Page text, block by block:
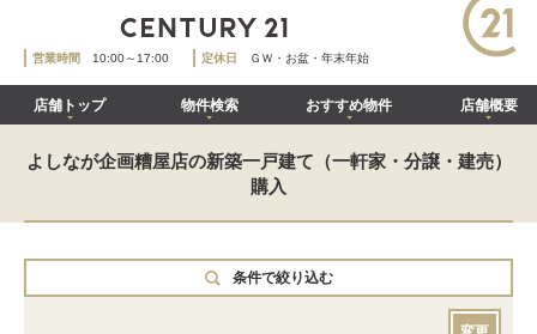
営業時間 10:00～17:00 定休日 ＧＷ・お盆・年末年始
店舗トップ 物件検索 おすすめ物件 店舗概要
よしなが企画糟屋店の新築一戸建て（一軒家・分譲・建売）
購入
条件で絞り込む